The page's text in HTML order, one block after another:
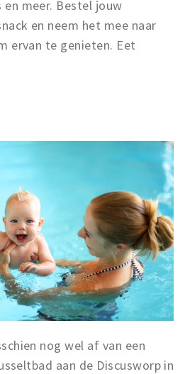
en meer. Bestel jouw
en neem het mee naar
ervan te genieten. Eet
nog wel af van een
aan de Discusworp in